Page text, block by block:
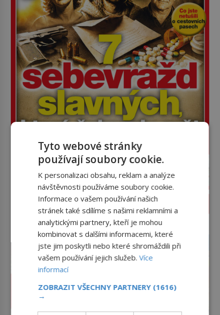
PROLISTOVAT ČASOPIS
reklama
Tyto webové stránky
používají soubory cookie.
K personalizaci obsahu, reklam a analýze
návštěvnosti používáme soubory cookie.
Informace o vašem používání našich
stránek také sdílíme s našimi reklamními a
analytickými partnery, kteří je mohou
kombinovat s dalšími informacemi, které
jste jim poskytli nebo které shromáždili při
vašem používání jejich služeb.Více
informací
ZOBRAZIT VŠECHNY PARTNERY (1616)
→